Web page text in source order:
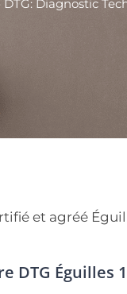
DTG: Diagnostic
et agréé
DTG Éguilles